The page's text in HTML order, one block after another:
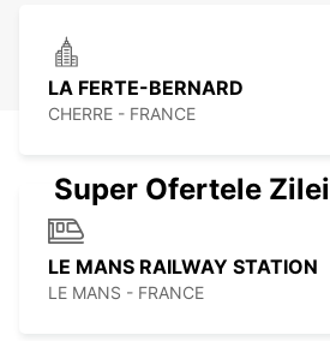
LA FERTE-BERNARD
CHERRE - FRANCE
LE MANS RAILWAY STATION
LE MANS - FRANCE
Super Ofertele Zilei